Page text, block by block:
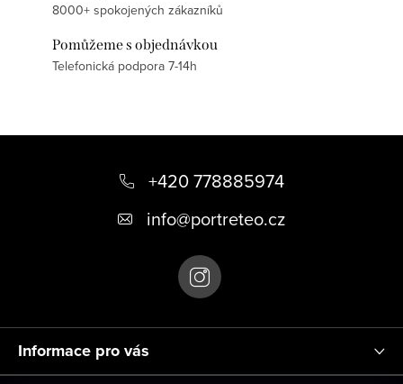
8000+ spokojených zákazníků
Pomůžeme s objednávkou
Telefonická podpora 7-14h
+420 778885974
info@portreteo.cz
Informace pro vás